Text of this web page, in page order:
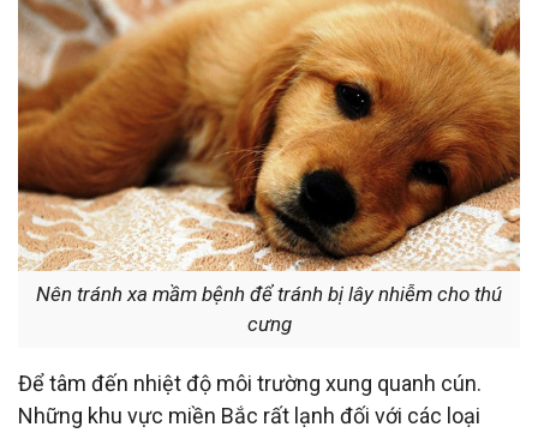
Nên tránh xa mầm bệnh để tránh bị lây nhiễm cho thú
cưng
Để tâm đến nhiệt độ môi trường xung quanh cún.
Những khu vực miền Bắc rất lạnh đối với các loại